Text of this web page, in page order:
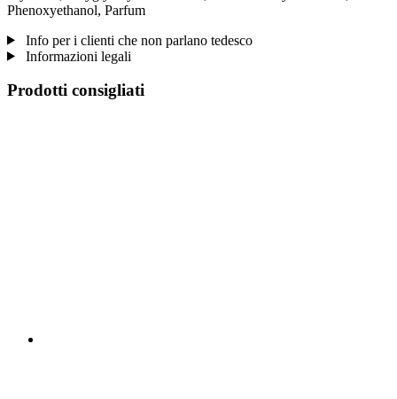
Phenoxyethanol, Parfum
Info per i clienti che non parlano tedesco
Informazioni legali
Prodotti consigliati